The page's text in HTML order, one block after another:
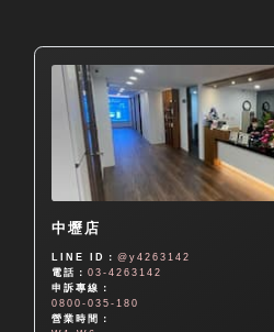
中壢店
LINE ID：@y4263142
電話：03-4263142
申訴專線：
0800-035-180
營業時間：